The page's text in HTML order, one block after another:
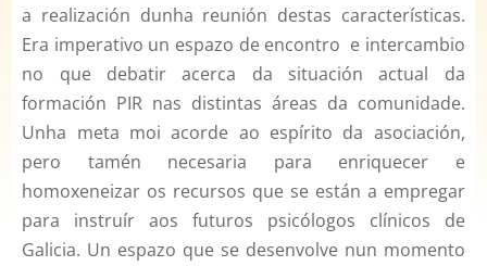
a realización dunha reunión destas características.
Era imperativo un espazo de encontro e intercambio
no que debatir acerca da situación actual da
formación PIR nas distintas áreas da comunidade.
Unha meta moi acorde ao espírito da asociación,
pero tamén necesaria para enriquecer e
homoxeneizar os recursos que se están a empregar
para instruír aos futuros psicólogos clínicos de
Galicia. Un espazo que se desenvolve nun momento